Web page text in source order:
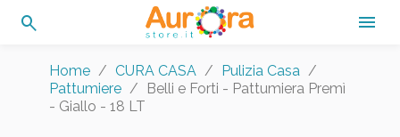
search 
Home CURA CASA
Pulizia Casa
Pattumiere
Belli e Forti - Pattumiera Premì
- Giallo - 18 LT